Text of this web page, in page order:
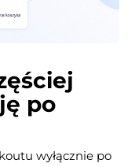
po
wyłącznie po